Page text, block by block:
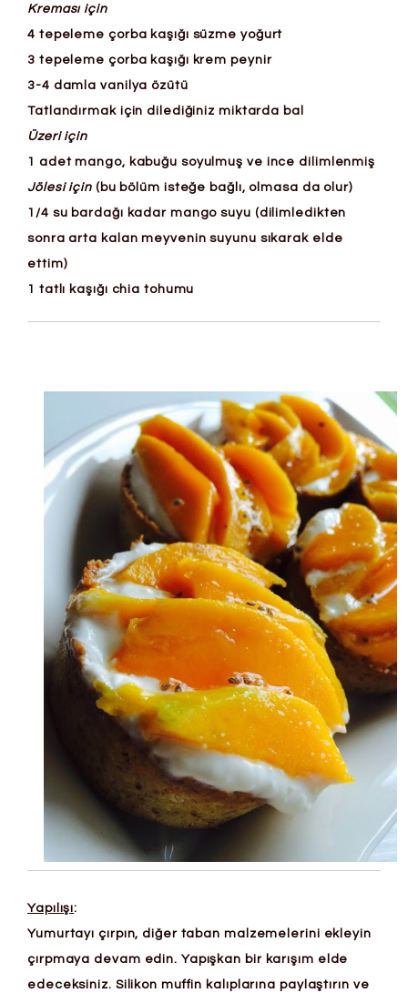
Kreması için
4 tepeleme çorba kaşığı süzme yoğurt
3 tepeleme çorba kaşığı krem peynir
3-4 damla vanilya özütü
Tatlandırmak için dilediğiniz miktarda bal
Üzeri için
1 adet mango, kabuğu soyulmuş ve ince dilimlenmiş
Jölesi için(bu bölüm isteğe bağlı, olmasa da olur)
1/4 su bardağı kadar mango suyu (dilimledikten
sonra arta kalan meyvenin suyunu sıkarak elde
ettim)
1 tatlı kaşığı chia tohumu
Yapılışı:
Yumurtayı çırpın, diğer taban malzemelerini ekleyin
çırpmaya devam edin. Yapışkan bir karışım elde
edeceksiniz. Silikon muffin kalıplarına paylaştırın ve